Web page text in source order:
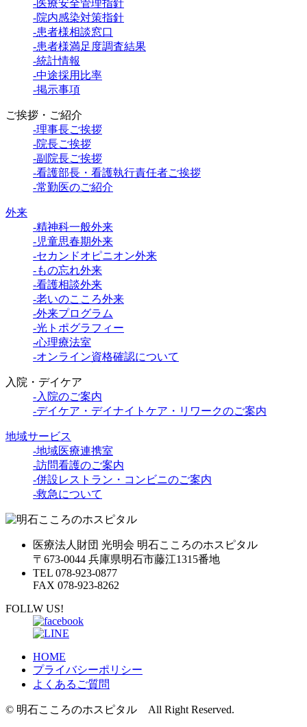
-医療安全管理指針
-院内感染対策指針
-患者様相談窓口
-患者様満足度調査結果
-統計情報
-中途採用比率
-掲示事項
ご挨拶・ご紹介
-理事長ご挨拶
-院長ご挨拶
-副院長ご挨拶
-看護部長・看護執行責任者ご挨拶
-常勤医のご紹介
外来
-精神科一般外来
-児童思春期外来
-セカンドオピニオン外来
-もの忘れ外来
-看護相談外来
-老いのこころ外来
-外来プログラム
-光トポグラフィー
-心理療法室
-オンライン資格確認について
入院・デイケア
-入院のご案内
-デイケア・デイナイトケア・リワークのご案内
地域サービス
-地域医療連携室
-訪問看護のご案内
-併設レストラン・コンビニのご案内
-救急について
医療法人財団 光明会 明石こころのホスピタル
〒673-0044 兵庫県明石市藤江1315番地
TEL 078-923-0877
FAX 078-923-8262
FOLLW US!
HOME
プライバシーポリシー
よくあるご質問
© 明石こころのホスピタル All Right Reserved.